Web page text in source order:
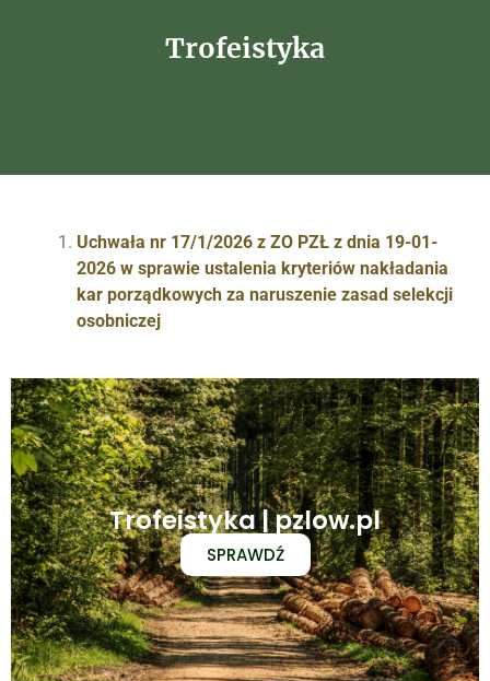
Trofeistyka
Uchwała nr 17/1/2026 z ZO PZŁ z dnia 19-01-
2026 w sprawie ustalenia kryteriów nakładania
kar porządkowych za naruszenie zasad selekcji
osobniczej
Trofeistyka | pzlow.pl
SPRAWDŹ